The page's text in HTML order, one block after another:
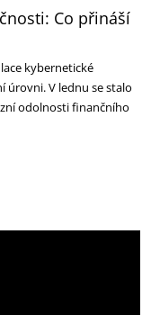
Co přináší
kybernetické
úrovni. V lednu se stalo
odolnosti finančního